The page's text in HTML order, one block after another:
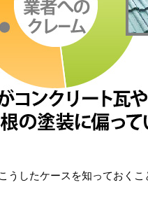
したケースを知っておく